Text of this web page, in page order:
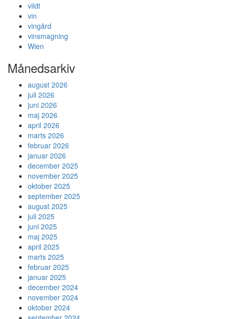
vildt
vin
vingård
vinsmagning
Wien
Månedsarkiv
august 2026
juli 2026
juni 2026
maj 2026
april 2026
marts 2026
februar 2026
januar 2026
december 2025
november 2025
oktober 2025
september 2025
august 2025
juli 2025
juni 2025
maj 2025
april 2025
marts 2025
februar 2025
januar 2025
december 2024
november 2024
oktober 2024